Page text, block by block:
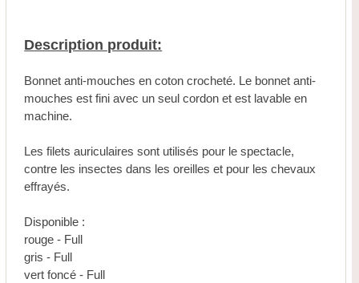
Description produit:
Bonnet anti-mouches en coton crocheté. Le bonnet anti-
mouches est fini avec un seul cordon et est lavable en
machine.
Les filets auriculaires sont utilisés pour le spectacle,
contre les insectes dans les oreilles et pour les chevaux
effrayés.
Disponible :
rouge - Full
gris - Full
vert foncé - Full